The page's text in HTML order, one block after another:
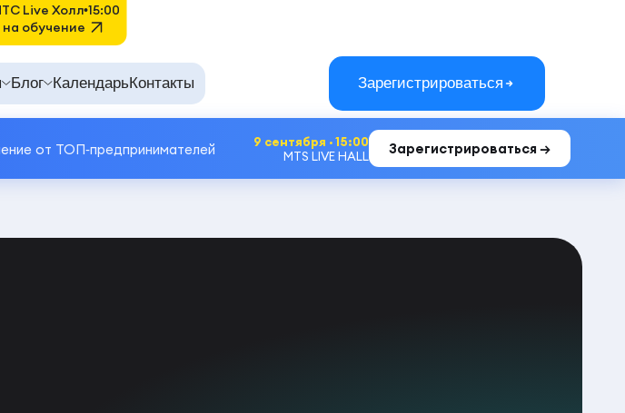
Блог КалендарьКонтакты Зарегистрироваться
от ТОП‑предпринимателей
9 сентября · 15:00
MTS LIVE HALL
Зарегистрироваться →
Live Холл 15:00
обучение